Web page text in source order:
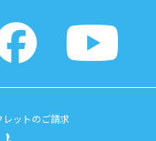
ットのご請求